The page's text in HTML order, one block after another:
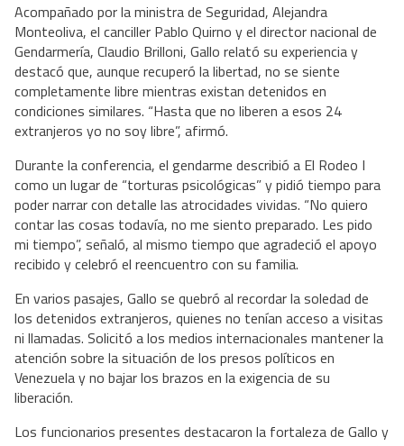
Acompañado por la ministra de Seguridad, Alejandra
Monteoliva, el canciller Pablo Quirno y el director nacional de
Gendarmería, Claudio Brilloni, Gallo relató su experiencia y
destacó que, aunque recuperó la libertad, no se siente
completamente libre mientras existan detenidos en
condiciones similares. “Hasta que no liberen a esos 24
extranjeros yo no soy libre”, afirmó.
Durante la conferencia, el gendarme describió a El Rodeo I
como un lugar de “torturas psicológicas” y pidió tiempo para
poder narrar con detalle las atrocidades vividas. “No quiero
contar las cosas todavía, no me siento preparado. Les pido
mi tiempo”, señaló, al mismo tiempo que agradeció el apoyo
recibido y celebró el reencuentro con su familia.
En varios pasajes, Gallo se quebró al recordar la soledad de
los detenidos extranjeros, quienes no tenían acceso a visitas
ni llamadas. Solicitó a los medios internacionales mantener la
atención sobre la situación de los presos políticos en
Venezuela y no bajar los brazos en la exigencia de su
liberación.
Los funcionarios presentes destacaron la fortaleza de Gallo y